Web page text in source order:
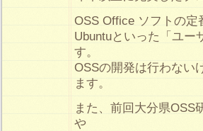
OSS Office ソフトの定
Ubuntuといった「ユー
す。
OSSの開発は行わない
ます。
また、前回大分県OSS
や